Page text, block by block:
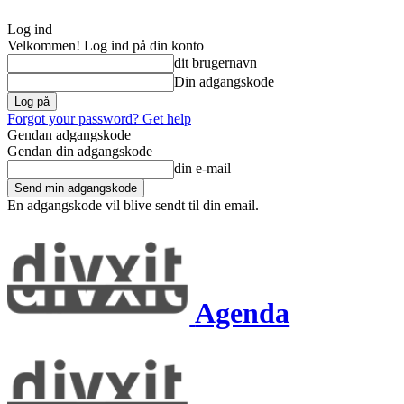
Log ind
Velkommen! Log ind på din konto
dit brugernavn
Din adgangskode
Forgot your password? Get help
Gendan adgangskode
Gendan din adgangskode
din e-mail
En adgangskode vil blive sendt til din email.
Agenda